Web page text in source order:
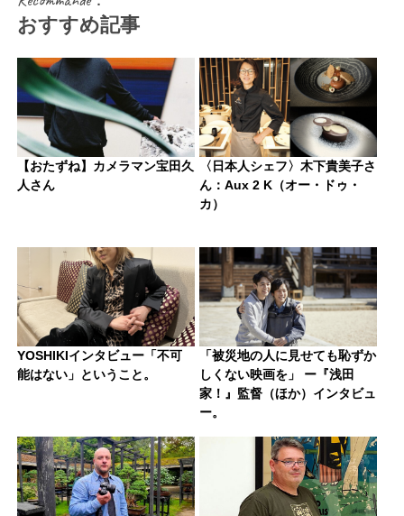
おすすめ記事
【おたずね】カメラマン宝田久
人さん
〈日本人シェフ〉木下貴美子さ
ん：Aux 2 K（オー・ドゥ・
カ）
YOSHIKIインタビュー「不可
能はない」ということ。
「被災地の人に見せても恥ずか
しくない映画を」 ー『浅田
家！』監督（ほか）インタビュ
ー。